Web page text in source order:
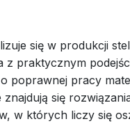
się w produkcji
z praktycznym
poprawnej pracy
się
w których liczy się